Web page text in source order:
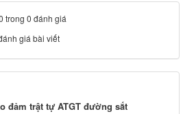
trong 0 đánh giá
giá bài viết
đảm trật tự ATGT đường sắt